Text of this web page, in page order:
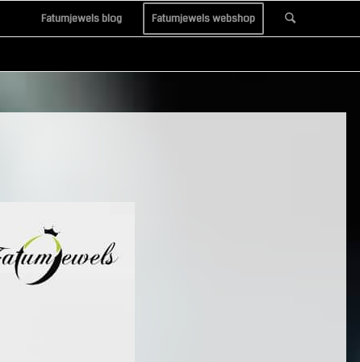
Fatumjewels blog Fatumjewels webshop